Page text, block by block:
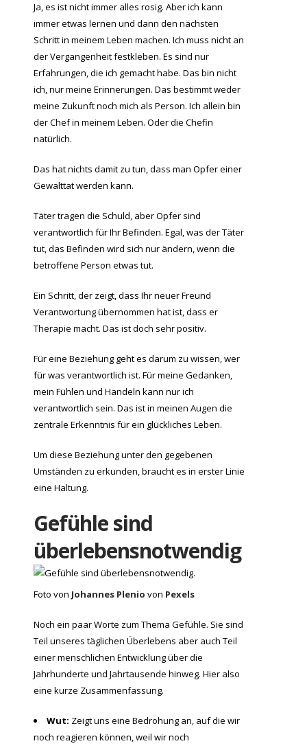
Ja, es ist nicht immer alles rosig. Aber ich kann
immer etwas lernen und dann den nächsten
Schritt in meinem Leben machen. Ich muss nicht an
der Vergangenheit festkleben. Es sind nur
Erfahrungen, die ich gemacht habe. Das bin nicht
ich, nur meine Erinnerungen. Das bestimmt weder
meine Zukunft noch mich als Person. Ich allein bin
der Chef in meinem Leben. Oder die Chefin
natürlich.
Das hat nichts damit zu tun, dass man Opfer einer
Gewalttat werden kann.
Täter tragen die Schuld, aber Opfer sind
verantwortlich für Ihr Befinden. Egal, was der Täter
tut, das Befinden wird sich nur ändern, wenn die
betroffene Person etwas tut.
Ein Schritt, der zeigt, dass Ihr neuer Freund
Verantwortung übernommen hat ist, dass er
Therapie macht. Das ist doch sehr positiv.
Für eine Beziehung geht es darum zu wissen, wer
für was verantwortlich ist. Für meine Gedanken,
mein Fühlen und Handeln kann nur ich
verantwortlich sein. Das ist in meinen Augen die
zentrale Erkenntnis für ein glückliches Leben.
Um diese Beziehung unter den gegebenen
Umständen zu erkunden, braucht es in erster Linie
eine Haltung.
Gefühle sind
überlebensnotwendig
Foto von Johannes Plenio von Pexels
Noch ein paar Worte zum Thema Gefühle. Sie sind
Teil unseres täglichen Überlebens aber auch Teil
einer menschlichen Entwicklung über die
Jahrhunderte und Jahrtausende hinweg. Hier also
eine kurze Zusammenfassung.
Wut: Zeigt uns eine Bedrohung an, auf die wir
noch reagieren können, weil wir noch